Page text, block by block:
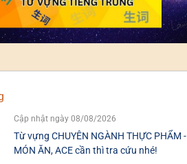
Cập nhật ngày 08/08/2026
Từ vựng CHUYÊN NGÀNH THỰC PHẨM -
MÓN ĂN, ACE cần thì tra cứu nhé!